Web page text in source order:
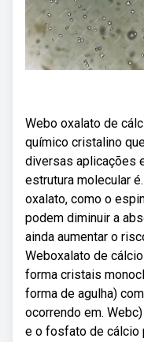
Webo oxalato de
químico cristalino
diversas aplicações
estrutura molecular
oxalato, como o
podem diminuir a
ainda aumentar o
Weboxalato de
forma cristais
forma de agulha)
ocorrendo em.
e o fosfato de cálcio